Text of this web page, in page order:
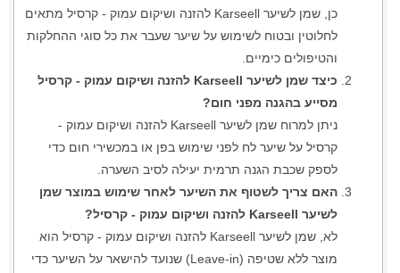
כן, שמן לשיער Karseell להזנה ושיקום עמוק - קרסיל מתאים
לחלוטין ובטוח לשימוש על שיער שעבר את כל סוגי ההחלקות
והטיפולים כימיים.
כיצד שמן לשיער Karseell להזנה ושיקום עמוק - קרסיל
מסייע בהגנה מפני חום?
ניתן למרוח שמן לשיער Karseell להזנה ושיקום עמוק -
קרסיל על שיער לח לפני שימוש בפן או במכשירי חום כדי
לספק שכבת הגנה תרמית יעילה לסיב השערה.
האם צריך לשטוף את השיער לאחר שימוש במוצר שמן
לשיער Karseell להזנה ושיקום עמוק - קרסיל?
לא, שמן לשיער Karseell להזנה ושיקום עמוק - קרסיל הוא
מוצר ללא שטיפה (Leave-in) שנועד להישאר על השיער כדי